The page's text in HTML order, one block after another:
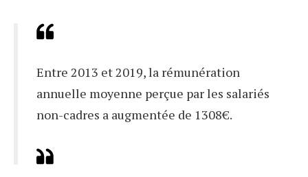
Entre 2013 et 2019, la rémunération
annuelle moyenne perçue par les salariés
non-cadres a augmentée de 1308€.